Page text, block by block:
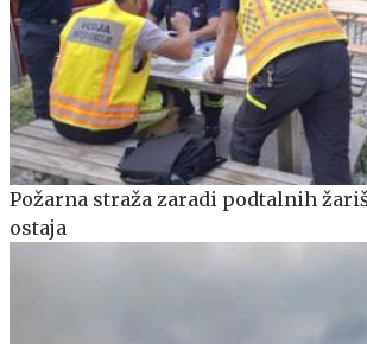
Požarna straža zaradi podtalnih
ostaja